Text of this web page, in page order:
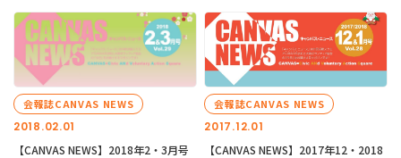
2018.02.01
会報誌CANVAS NEWS
【CANVAS NEWS】2018年2・3月号
2017.12.01
会報誌CANVAS NEWS
【CANVAS NEWS】2017年12・2018